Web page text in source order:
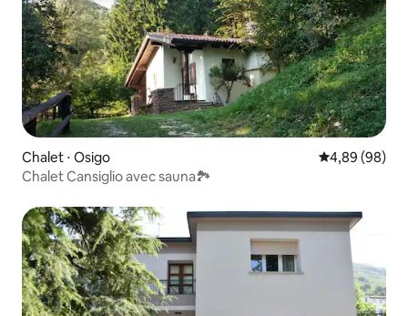
Chalet ⋅ Osigo Évaluation
4,89 (98)
Chalet Cansiglio avec sauna🏞️